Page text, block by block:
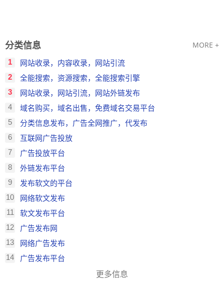
分类信息 MORE +
1 网站收录，内容收录，网站引流
2 全能搜索，资源搜索，全能搜索引擎
3 网站收录，网站引流，网站外链发布
4 域名购买，域名出售，免费域名交易平台
5 分类信息发布，广告全网推广，代发布
6 互联网广告投放
7 广告投放平台
8 外链发布平台
9 发布软文的平台
10 网络软文发布
11 软文发布平台
12 广告发布网
13 网络广告发布
14 广告发布平台
更多信息